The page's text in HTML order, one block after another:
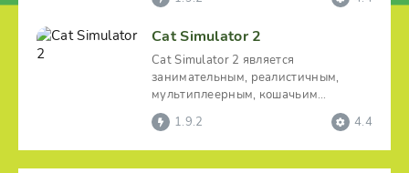
Cat Simulator 2
Cat Simulator 2 является
занимательным, реалистичным,
мультиплеерным, кошачьим
симулятором. Погрузитесь в
невероятно
1.9.2 4.4